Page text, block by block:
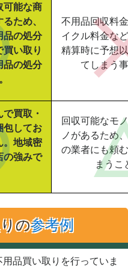
可能な商
ため、
品の処分
い取り
品の処分
不用品回収料
イクル料金な
精算時に予想
てしまう
買取・
包してお
。地域密
の強みで
回収可能なモ
ノがあるため
の業者にも頼
まうこ
の参考例
品買い取りを行っていま